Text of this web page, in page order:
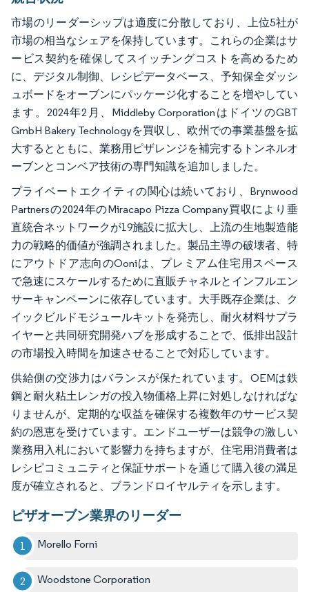
市場のリーダーシップは適度に分散しており、上位5社が
市場の相当なシェアを保持しています。これらの企業はサ
ービス契約を確保してスイッチングコストを高めるため
に、デジタル制御、レシピデータベース、予知保全ダッシ
ュボードをオーブンにパッケージ化することを増やしてい
ます。2024年2月、Middleby CorporationはドイツのGBT
GmbH Bakery Technologyを買収し、欧州での事業基盤を拡
大するとともに、業務用ピザレンジを補完するトンネルオ
ーブンとコンベア技術の専門知識を追加しました。
プライベートエクイティの関心は続いており、Brynwood
Partnersの2024年のMiracapo Pizza Company買収により垂
直統合ネットワークが19施設に拡大し、上流の生地製造能
力の戦略的価値が強調されました。製品主導の破壊者、特
にアウトドア志向のOoniは、プレミアム住宅用スペース
で急速にスケールするために直販チャネルとインフルエン
サーキャンペーンに依存しています。大手既存企業は、ク
イックビルドモジュールキットを発売し、耐火材料サプラ
イヤーと共同研究開発ハブを形成することで、低排出設計
の市場投入時間を加速させることで対応しています。
供給側の交渉力はバランスが保たれています。OEMは鉄
鋼と耐火粘土レンガの投入物価格上昇に対処しなければな
りませんが、定期的な収益を確保する複数年のサービス契
約の恩恵を受けています。エンドユーザーは競争の激しい
業務用入札において影響力を持ちますが、住宅用消費者は
レシピコミュニティと保証サポートを通じて購入後の満足
度が確立されると、ブランドロイヤルティを示します。
ピザオーブン業界のリーダー
Morello Forni
Woodstone Corporation